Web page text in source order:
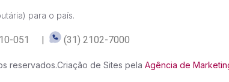
para o país.
051 | (31) 2102-7000
reservados.Criação de Sites pela Agência de